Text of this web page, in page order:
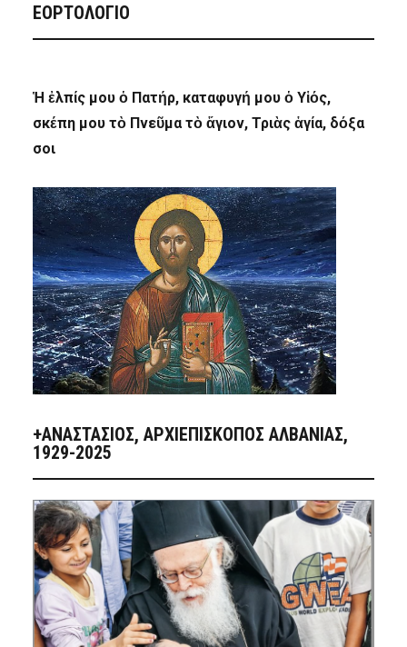
ΕΟΡΤΟΛΟΓΙΟ
Ἡ ἐλπίς μου ὁ Πατήρ, καταφυγή μου ὁ Υἱός,
σκέπη μου τὸ Πνεῦμα τὸ ἅγιον, Τριὰς ἁγία, δόξα
σοι
+ΑΝΑΣΤΆΣΙΟΣ, ΑΡΧΙΕΠΊΣΚΟΠΟΣ ΑΛΒΑΝΊΑΣ,
1929-2025